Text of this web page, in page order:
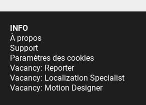
INFO
À propos
Support
Paramètres des cookies
Vacancy: Reporter
Vacancy: Localization Specialist
Vacancy: Motion Designer